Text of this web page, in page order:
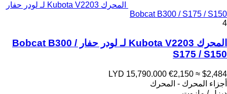
المحرك Kubota V2203 لـ لودر حفار
Bobcat B300 / S175 / S150
4
المحرك Kubota V2203 لـ لودر حفار Bobcat B300 /
S175 / S150
LYD 15,790.000 €2,150 ≈ $2,484
أجزاء المحرك - المحرك